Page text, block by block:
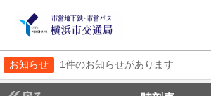
お知らせ 1件のお知らせがあります